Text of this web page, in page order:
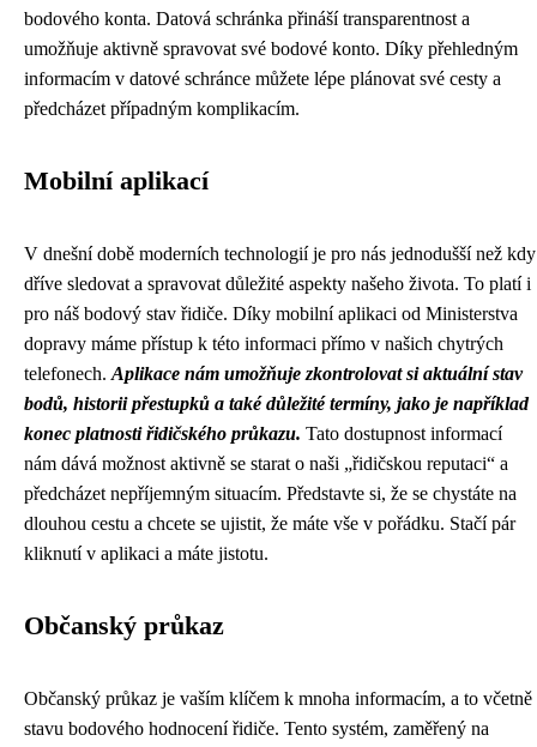
bodového konta. Datová schránka přináší transparentnost a
umožňuje aktivně spravovat své bodové konto. Díky přehledným
informacím v datové schránce můžete lépe plánovat své cesty a
předcházet případným komplikacím.
Mobilní aplikací
V dnešní době moderních technologií je pro nás jednodušší než kdy
dříve sledovat a spravovat důležité aspekty našeho života. To platí i
pro náš bodový stav řidiče. Díky mobilní aplikaci od Ministerstva
dopravy máme přístup k této informaci přímo v našich chytrých
telefonech. Aplikace nám umožňuje zkontrolovat si aktuální stav
bodů, historii přestupků a také důležité termíny, jako je například
konec platnosti řidičského průkazu. Tato dostupnost informací
nám dává možnost aktivně se starat o naši „řidičskou reputaci“ a
předcházet nepříjemným situacím. Představte si, že se chystáte na
dlouhou cestu a chcete se ujistit, že máte vše v pořádku. Stačí pár
kliknutí v aplikaci a máte jistotu.
Občanský průkaz
Občanský průkaz je vaším klíčem k mnoha informacím, a to včetně
stavu bodového hodnocení řidiče. Tento systém, zaměřený na